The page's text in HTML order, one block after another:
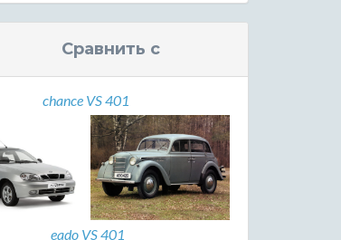
Сравнить с
chance VS 401
eado VS 401